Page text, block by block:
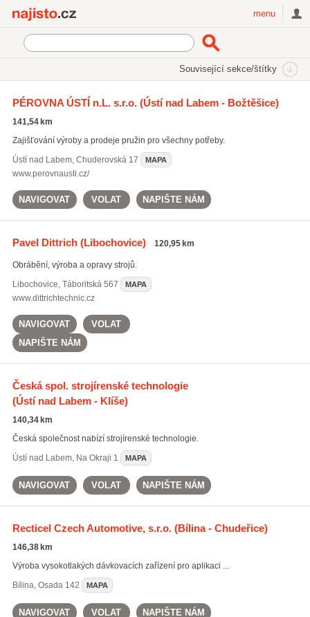
menu
Související sekce/štítky
Najisto.cz Průmysl a výroba
Strojní části a příslušenství
PÉROVNA ÚSTÍ n.L. s.r.o.(Ústí nad Labem - Božtěšice)
141,54 km
Zajišťování výroby a prodeje pružin pro všechny potřeby.
Ústí nad Labem, Chuderovská 17 MAPA
www.perovnausti.cz/
NAVIGOVAT VOLAT NAPIŠTE NÁM
Pavel Dittrich(Libochovice) 120,95 km
Obrábění, výroba a opravy strojů.
Libochovice, Táboritská 567 MAPA
www.dittrichtechnic.cz
NAVIGOVAT
VOLAT
NAPIŠTE NÁM
Česká spol. strojírenské technologie
(Ústí nad Labem - Klíše)
140,34 km
Česká společnost nabízí strojírenské technologie.
Ústí nad Labem, Na Okraji 1 MAPA
NAVIGOVAT VOLAT NAPIŠTE NÁM
Recticel Czech Automotive, s.r.o.(Bílina - Chudeřice)
146,38 km
Výroba vysokotlakých dávkovacích zařízení pro aplikaci ...
Bílina, Osada 142 MAPA
NAVIGOVAT VOLAT NAPIŠTE NÁM